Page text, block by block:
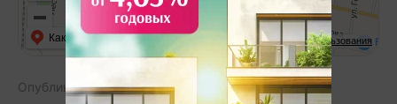
Условия использования
Как добраться API Карт
Опубликовано:29.07.2025